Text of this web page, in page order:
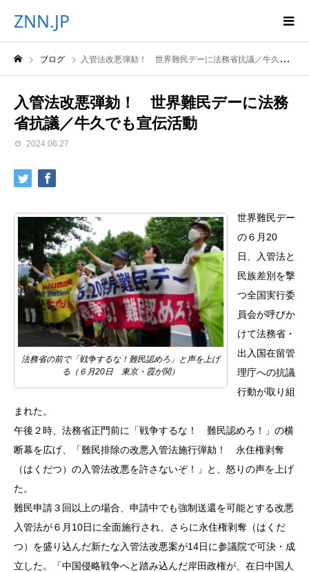
ZNN.JP
ブログ 入管法改悪弾劾！ 世界難民デーに法務省抗議／牛久でも宣伝活動
入管法改悪弾劾！ 世界難民デーに法務
省抗議／牛久でも宣伝活動
2024.06.27
法務省の前で「戦争するな！難民認めろ」と声を上げ
る（６月20日 東京・霞が関）
世界難民デー
の６月20
日、入管法と
民族差別を撃
つ全国実行委
員会が呼びか
けて法務省・
出入国在留管
理庁への抗議
行動が取り組
まれた。
午後２時、法務省正門前に「戦争するな！ 難民認めろ！」の横
断幕を広げ、「難民排除の改悪入管法施行弾劾！ 永住権剥奪
（はくだつ）の入管法改悪を許さないぞ！」と、怒りの声を上げ
た。
難民申請３回以上の場合、申請中でも強制送還を可能とする改悪
入管法が６月10日に全面施行され、さらに永住権剥奪（はくだ
つ）を盛り込んだ新たな入管法改悪案が14日に参議院で可決・成
立した。「中国侵略戦争へと踏み込んだ岸田政権が、在日中国人